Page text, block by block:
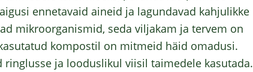
ennetavaid aineid ja lagundavad kahjulikke
mikroorganismid, seda viljakam ja tervem on
kompostil on mitmeid häid omadusi.
ja looduslikul viisil taimedele kasutada.